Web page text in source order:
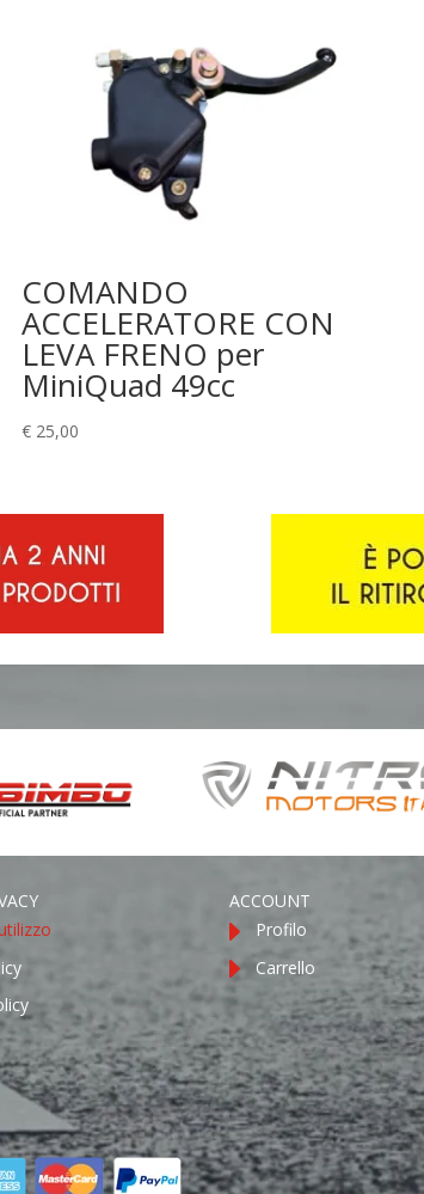
COMANDO
ACCELERATORE CON
LEVA FRENO per
MiniQuad 49cc
€25,00
ACCOUNT
Profilo
Carrello